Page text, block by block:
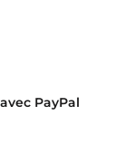
PayPal